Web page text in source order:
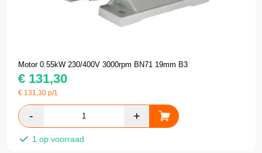
Motor 0.55kW 230/400V 3000rpm BN71 19mm B3
€ 131,30
€ 131,30 p/1
1 op voorraad